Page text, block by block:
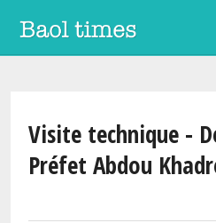
Visite technique -
Préfet Abdou